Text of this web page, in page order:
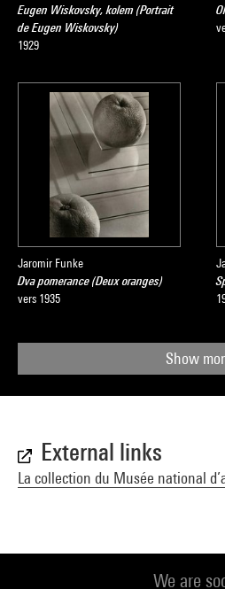
Eugen Wiskovsky, kolem (Portrait
de Eugen Wiskovsky)
1929
Jaromir Funke
Dva pomerance (Deux oranges)
vers 1935
Show
External links
La collection du Musée national
We are